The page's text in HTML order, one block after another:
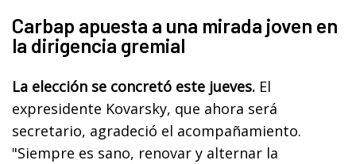
Carbap apuesta a una mirada joven en
la dirigencia gremial
La elección se concretó este jueves. El
expresidente Kovarsky, que ahora será
secretario, agradeció el acompañamiento.
"Siempre es sano, renovar y alternar la